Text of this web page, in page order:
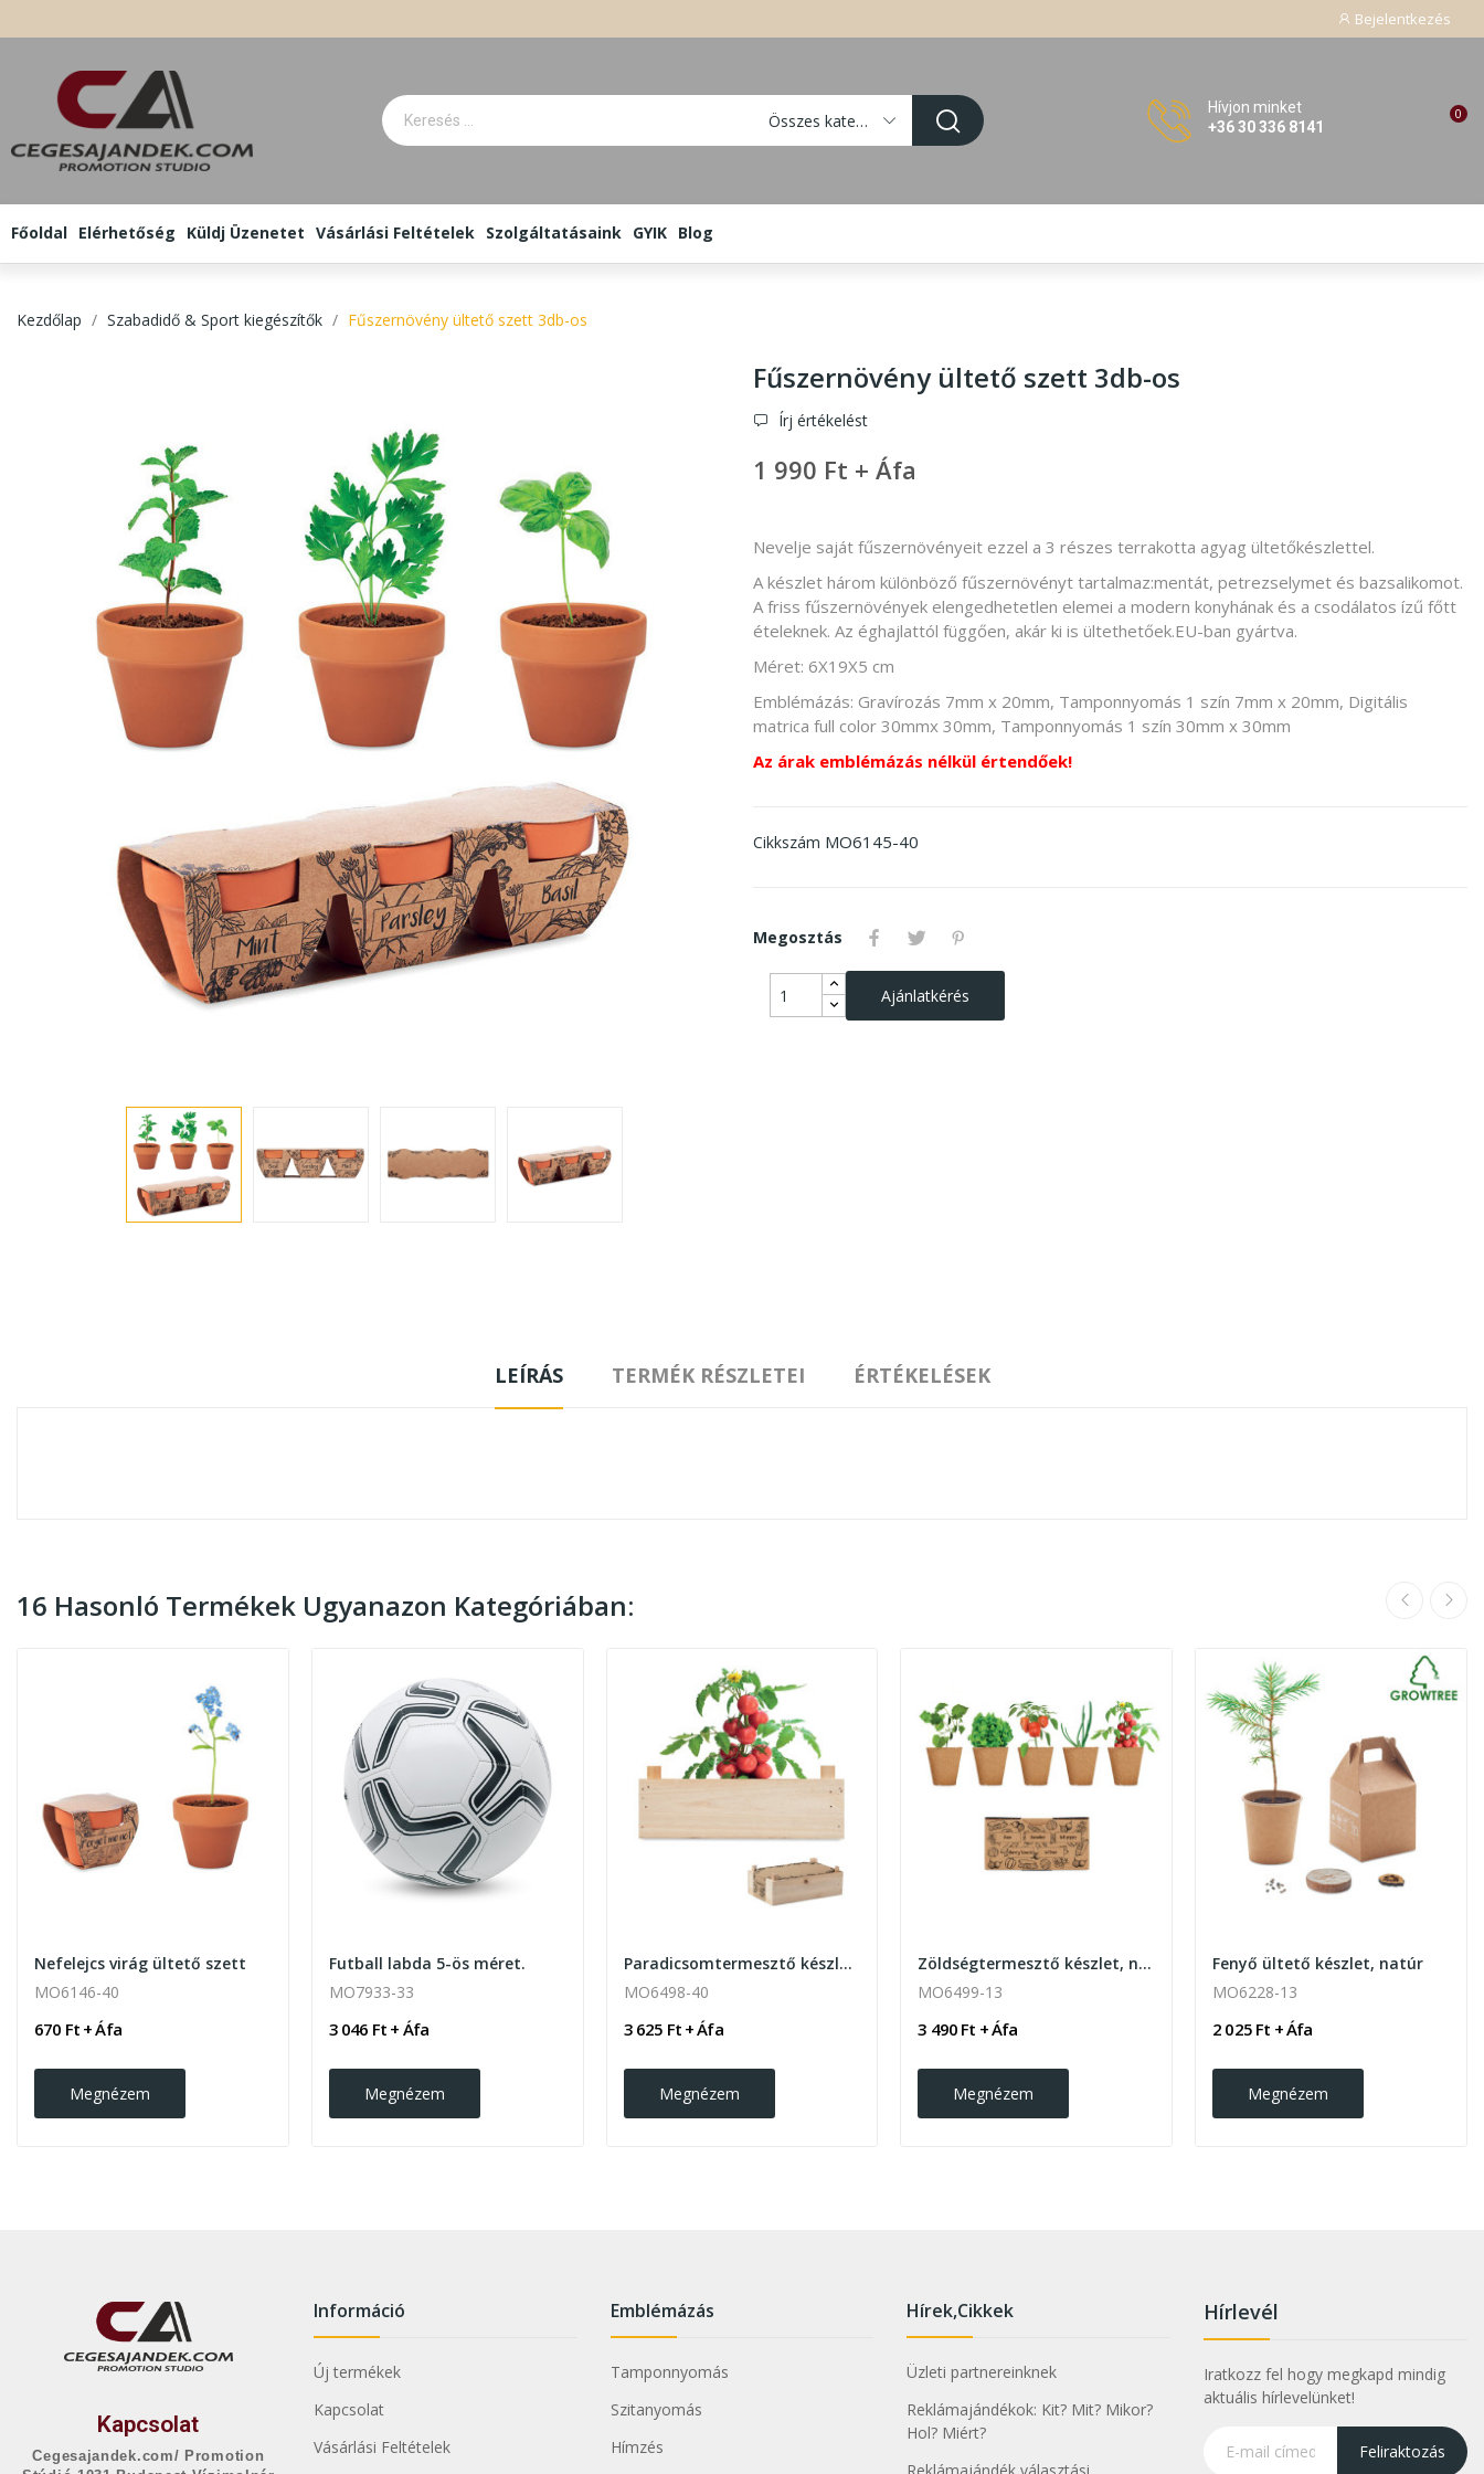
Bejelentkezés
Összes kategória
Hívjon minket
+36 30 336 8141
0
Főoldal Elérhetőség Küldj Üzenetet Vásárlási Feltételek Szolgáltatásaink GYIK Blog
Kezdőlap Szabadidő & Sport kiegészítők Fűszernövény ültető szett 3db-os
Fűszernövény ültető szett 3db-os
Írj értékelést
1 990 Ft + Áfa
Nevelje saját fűszernövényeit ezzel a 3 részes terrakotta agyag ültetőkészlettel.
A készlet három különböző fűszernövényt tartalmaz:mentát, petrezselymet és bazsalikomot.
A friss fűszernövények elengedhetetlen elemei a modern konyhának és a csodálatos ízű főtt
ételeknek. Az éghajlattól függően, akár ki is ültethetőek.EU-ban gyártva.
Méret: 6X19X5 cm
Emblémázás: Gravírozás 7mm x 20mm, Tamponnyomás 1 szín 7mm x 20mm, Digitális
matrica full color 30mmx 30mm, Tamponnyomás 1 szín 30mm x 30mm
Az árak emblémázás nélkül értendőek!
Cikkszám MO6145-40
Megosztás
Ajánlatkérés
LEÍRÁS TERMÉK RÉSZLETEI ÉRTÉKELÉSEK
16 Hasonló Termékek Ugyanazon Kategóriában:
Nefelejcs virág ültető szett
MO6146-40
670 Ft + Áfa
Megnézem
Futball labda 5-ös méret.
MO7933-33
3 046 Ft + Áfa
Megnézem
Paradicsomtermesztő készlet faládában, natúr
MO6498-40
3 625 Ft + Áfa
Megnézem
Zöldségtermesztő készlet, natúr
MO6499-13
3 490 Ft + Áfa
Megnézem
Fenyő ültető készlet, natúr
MO6228-13
2 025 Ft + Áfa
Megnézem
Kapcsolat
Cegesajandek.com/ Promotion
Információ
Új termékek
Kapcsolat
Vásárlási Feltételek
Emblémázás
Tamponnyomás
Szitanyomás
Hímzés
Hírek,Cikkek
Üzleti partnereinknek
Reklámajándékok: Kit? Mit? Mikor?
Hol? Miért?
Reklámajándék választási
Hírlevél
Iratkozz fel hogy megkapd mindig
aktuális hírlevelünket!
Feliraktozás